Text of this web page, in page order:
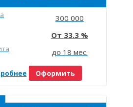
300 000
33.3
до 18 мес.
Оформить